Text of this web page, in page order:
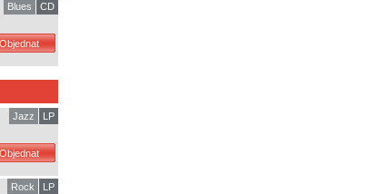
CD
Blues
LP
Jazz
LP
Rock